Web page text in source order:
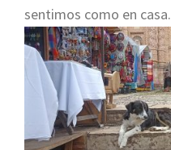
sentimos como en casa.